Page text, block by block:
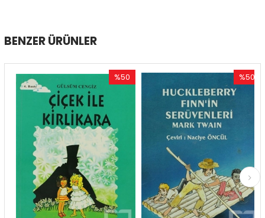
BENZER ÜRÜNLER
%50
%50İndirim
%50
İndirim